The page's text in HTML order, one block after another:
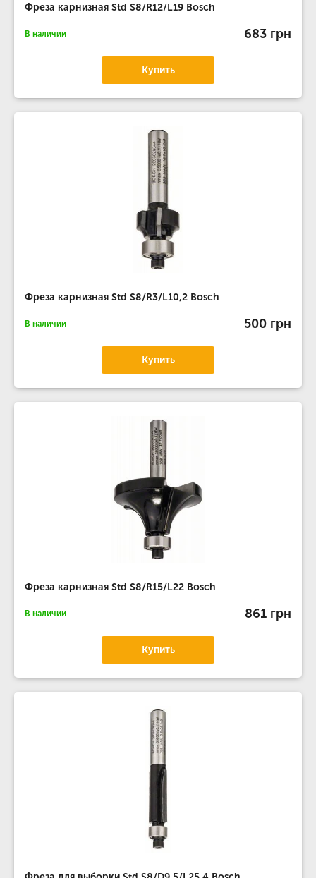
Фреза карнизная Std S8/R12/L19 Bosch
В наличии 683 грн
Купить
Фреза карнизная Std S8/R3/L10,2 Bosch
В наличии 500 грн
Купить
Фреза карнизная Std S8/R15/L22 Bosch
В наличии 861 грн
Купить